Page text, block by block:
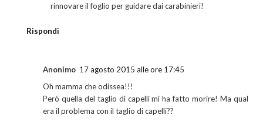
rinnovare il foglio per guidare dai carabinieri!
Rispondi
Anonimo 17 agosto 2015 alle ore 17:45
Oh mamma che odissea!!!
Però quella del taglio di capelli mi ha fatto morire! Ma qual
era il problema con il taglio di capelli??